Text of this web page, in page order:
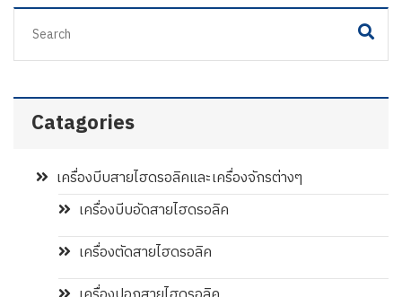
Catagories
เครื่องบีบสายไฮดรอลิคและเครื่องจักรต่างๆ
เครื่องบีบอัดสายไฮดรอลิค
เครื่องตัดสายไฮดรอลิค